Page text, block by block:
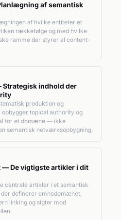
af semantisk
af hvilke entiteter et
rækkefølge og med hvilke
ramme der styrer al content-
indhold der
produktion og
topical authority og
for et domæne — ikke
semantisk netværksopbygning.
De vigtigste artikler i dit
centrale artikler i et semantisk
definerer emnedomænet,
linking og sigter mod